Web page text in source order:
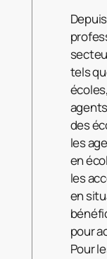
tels
des
les
en
les
en
pour
Pour